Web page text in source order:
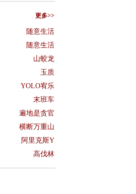
更多>>
随意生活
随意生活
山蛟龙
玉质
YOLO宥乐
末班车
遍地是贪官
横断万重山
阿里克斯Y
高伐林